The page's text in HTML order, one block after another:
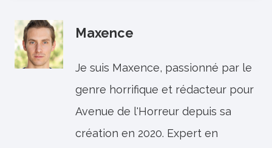
Maxence
Je suis Maxence, passionné par le
genre horrifique et rédacteur pour
Avenue de l'Horreur depuis sa
création en 2020. Expert en